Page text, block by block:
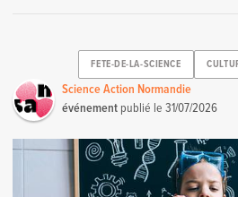
FETE-DE-LA-SCIENCE
Science Action Normandie
événement publié le31/07/2026